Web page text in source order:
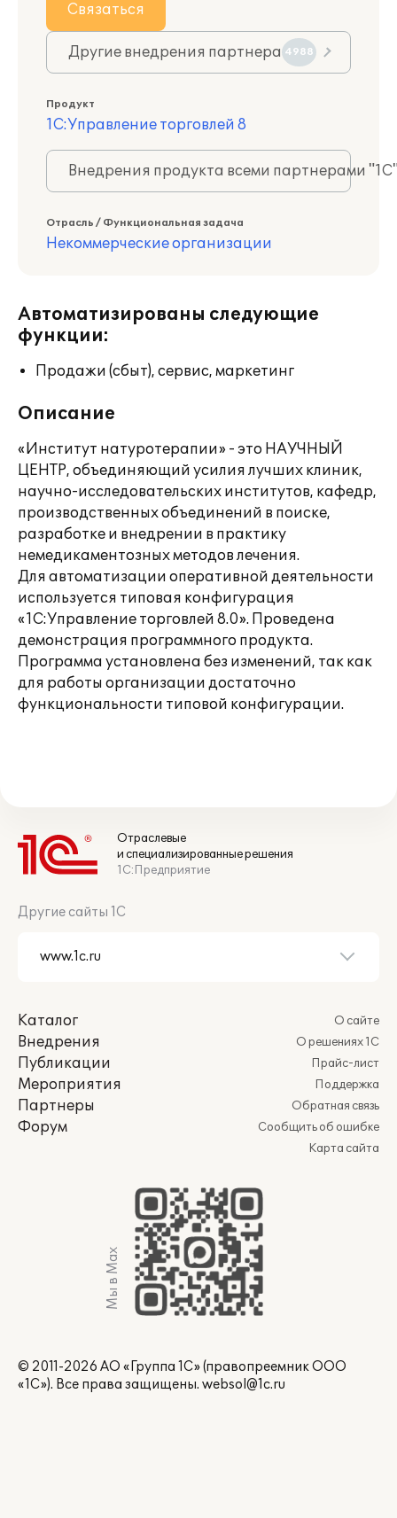
Связаться
Другие внедрения партнера 4988
Продукт
1С:Управление торговлей 8
Внедрения продукта всеми партнерами
Отрасль / Функциональная задача
Некоммерческие организации
Автоматизированы следующие
функции:
Продажи (сбыт), сервис, маркетинг
Описание
«Институт натуротерапии» - это НАУЧНЫЙ
ЦЕНТР, объединяющий усилия лучших клиник,
научно-исследовательских институтов, кафедр,
производственных объединений в поиске,
разработке и внедрении в практику
немедикаментозных методов лечения.
Для автоматизации оперативной деятельности
используется типовая конфигурация
«1С:Управление торговлей 8.0». Проведена
демонстрация программного продукта.
Программа установлена без изменений, так как
для работы организации достаточно
функциональности типовой конфигурации.
Отраслевые
и специализированные решения
1С:Предприятие
Другие сайты 1С
Каталог
Внедрения
Публикации
Мероприятия
Партнеры
Форум
О сайте
О решениях 1С
Прайс-лист
Поддержка
Обратная связь
Сообщить об ошибке
Карта сайта
Мы в Max
© 2011-2026 АО «Группа 1С» (правопреемник ООО
«1С»). Все права защищены. websol@1c.ru